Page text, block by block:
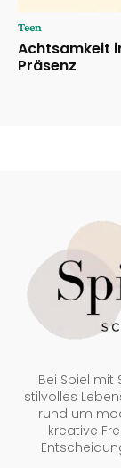
Teen
Achtsamkeit
Präsenz
Bei Spiel
stilvolles
rund um
kreative